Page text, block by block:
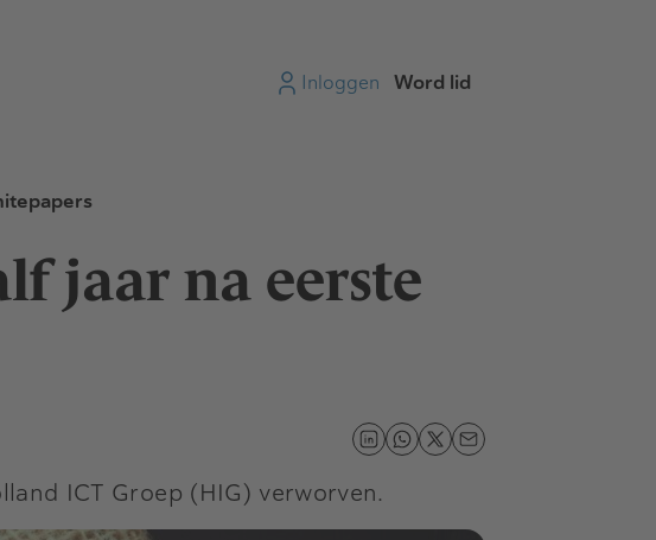
Inloggen Word lid
jaar na eerste
ICT Groep (HIG) verworven.